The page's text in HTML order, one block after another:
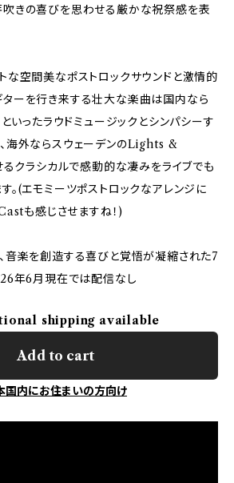
吹きの喜びを思わせる厳かな祝祭感を表
な空間美なポストロックサウンドと激情的
ターを行き来する壮大な楽曲は国内なら
いったラウドミュージックとシンパシーす
海外ならスウェーデンのLights &
クラシカルで感動的な凄みをライブでも
。(エモミーツポストロックなアレンジに
も感じさせますね！)
音楽を創造する喜びと覚悟が凝縮された7
年6月現在では配信なし
shipping available
Add to cart
国内にお住まいの方向け